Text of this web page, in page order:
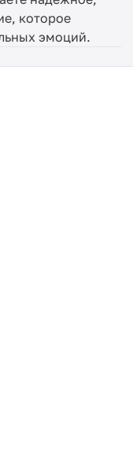
которое
эмоций.